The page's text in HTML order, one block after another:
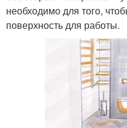
необходимо для того,
поверхность для работы.